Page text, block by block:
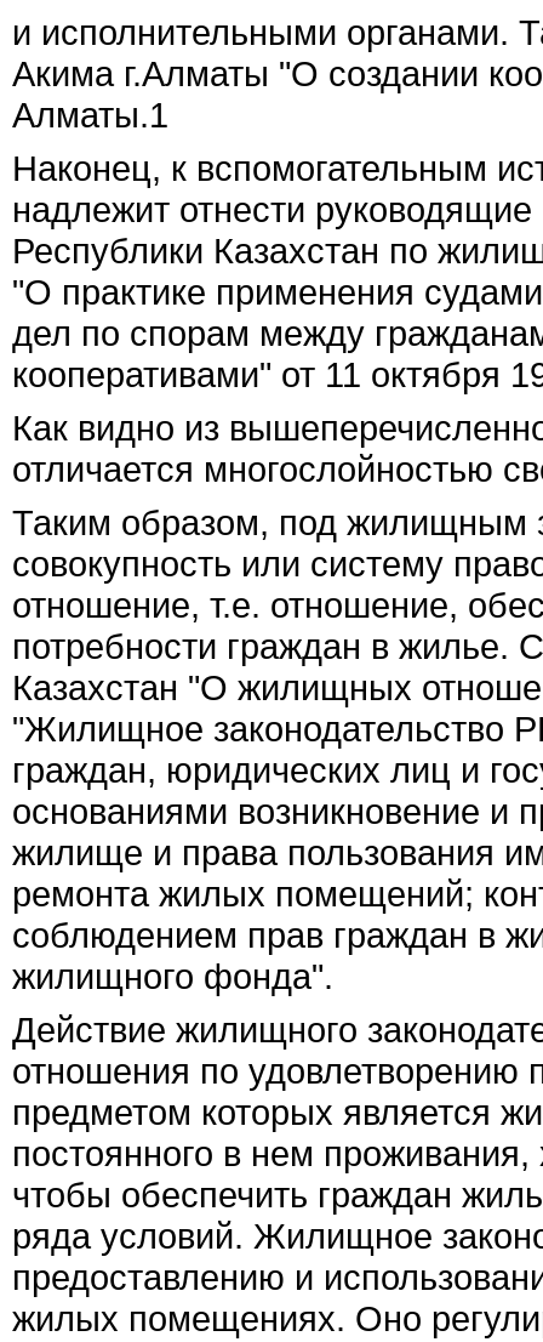
и исполнительными органами.
Акима г.Алматы "О создании
Алматы.1
Наконец, к вспомогательным
надлежит отнести
Республики Казахстан по
"О практике применения
дел по спорам между
кооперативами" от 11 октября
Как видно из
отличается многослойностью
Таким образом, под жилищным
совокупность или систему
отношение, т.е. отношение,
потребности граждан в жилье.
Казахстан "О жилищных
"Жилищное законодательство
граждан, юридических лиц и
основаниями возникновение и
жилище и права пользования
ремонта жилых помещений;
соблюдением прав граждан в
жилищного фонда".
Действие жилищного
отношения по удовлетворению
предметом которых является
постоянного в нем
чтобы обеспечить граждан
ряда условий. Жилищное
предоставлению и
жилых помещениях. Оно